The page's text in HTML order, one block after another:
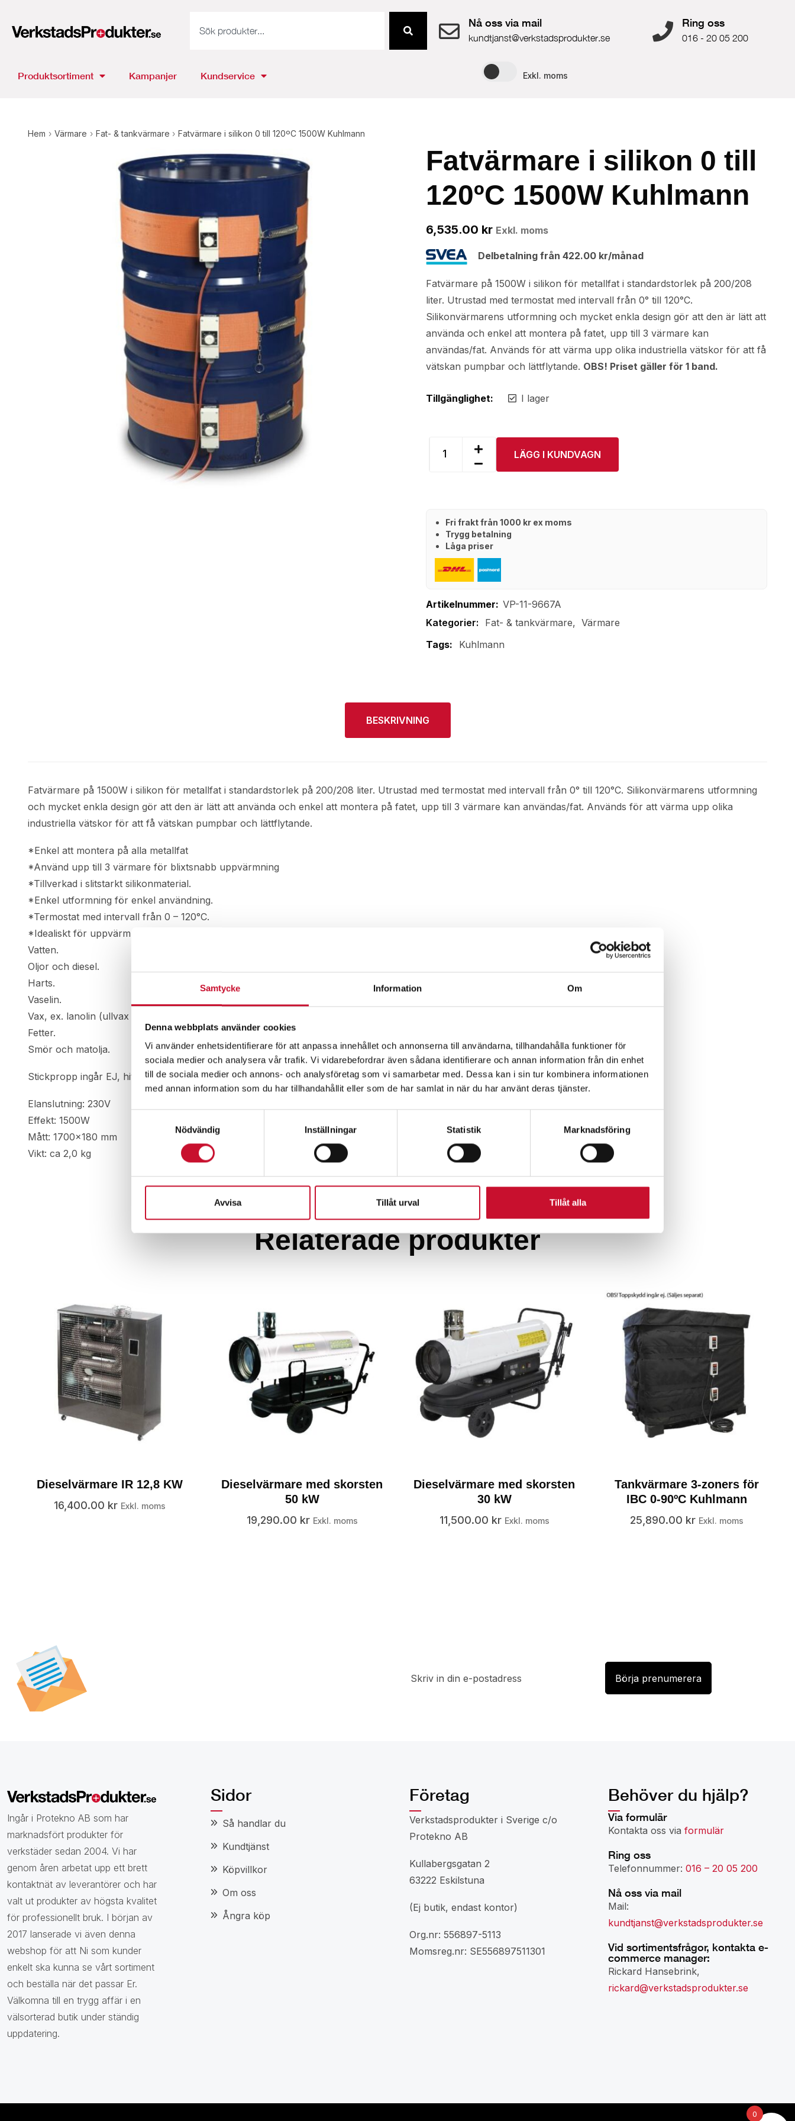
Samtycke Information Om
Denna webbplats använder cookies
Vi använder enhetsidentifierare för att anpassa innehållet och annonserna till användarna, tillhandahålla funktioner för
sociala medier och analysera vår trafik. Vi vidarebefordrar även sådana identifierare och annan information från din enhet
till de sociala medier och annons- och analysföretag som vi samarbetar med. Dessa kan i sin tur kombinera informationen
med annan information som du har tillhandahållit eller som de har samlat in när du har använt deras tjänster.
Nödvändig
Inställningar Statistik Marknadsföring
Avvisa Tillåt urval Tillåt alla
Nå oss via mail
kundtjanst@verkstadsprodukter.se
Ring oss
016 - 20 05 200
Produktsortiment Kampanjer Kundservice Exkl. moms
Hem › Värmare › Fat- & tankvärmare › Fatvärmare i silikon 0 till 120ºC 1500W Kuhlmann
Delbetalning från 422.00 kr/månad
6,535.00 kr Exkl. moms
Fatvärmare i silikon 0 till
120ºC 1500W Kuhlmann
Fatvärmare på 1500W i silikon för metallfat i standardstorlek på 200/208
liter. Utrustad med termostat med intervall från 0° till 120°C.
Silikonvärmarens utformning och mycket enkla design gör att den är lätt att
använda och enkel att montera på fatet, upp till 3 värmare kan
användas/fat. Används för att värma upp olika industriella vätskor för att få
vätskan pumpbar och lättflytande. OBS! Priset gäller för 1 band.
Tillgänglighet: I lager
LÄGG I KUNDVAGN
Fri frakt från 1000 kr ex moms
Trygg betalning
Låga priser
Artikelnummer: VP-11-9667A
Fat- & tankvärmare
Värmare
Tags:
Kuhlmann
BESKRIVNING
Fatvärmare på 1500W i silikon för metallfat i standardstorlek på 200/208 liter. Utrustad med termostat med intervall från 0° till 120°C. Silikonvärmarens utformning
och mycket enkla design gör att den är lätt att använda och enkel att montera på fatet, upp till 3 värmare kan användas/fat. Används för att värma upp olika
industriella vätskor för att få vätskan pumpbar och lättflytande.
*Enkel att montera på alla metallfat
*Använd upp till 3 värmare för blixtsnabb uppvärmning
*Tillverkad i slitstarkt silikonmaterial.
*Enkel utformning för enkel användning.
*Termostat med intervall från 0 – 120°C.
*Idealiskt för uppvärmning av:
Vatten.
Oljor och diesel.
Harts.
Vaselin.
Vax, ex. lanolin (ullvax eller ullfett).
Fetter.
Smör och matolja.
Stickpropp ingår EJ, hitta passande stickproppHÄR
Elanslutning: 230V
Effekt: 1500W
Mått: 1700×180 mm
Vikt: ca 2,0 kg
Relaterade produkter
Dieselvärmare IR 12,8 KW
16,400.00 kr Exkl. moms
Dieselvärmare med skorsten
50 kW
19,290.00 kr Exkl. moms
Dieselvärmare med skorsten
30 kW
11,500.00 kr Exkl. moms
Tankvärmare 3-zoners för
IBC 0-90ºC Kuhlmann
25,890.00 kr Exkl. moms
Ingår i Protekno AB som har
marknadsfört produkter för
verkstäder sedan 2004. Vi har
genom åren arbetat upp ett brett
kontaktnät av leverantörer och har
valt ut produkter av högsta kvalitet
för professionellt bruk. I början av
2017 lanserade vi även denna
webshop för att Ni som kunder
enkelt ska kunna se vårt sortiment
och beställa när det passar Er.
Välkomna till en trygg affär i en
välsorterad butik under ständig
uppdatering.
Sidor
Så handlar du
Kundtjänst
Köpvillkor
Om oss
Ångra köp
Företag
Verkstadsprodukter i Sverige c/o
Protekno AB
Kullabergsgatan 2
63222 Eskilstuna
(Ej butik, endast kontor)
Org.nr: 556897-5113
Momsreg.nr: SE556897511301
Behöver du hjälp?
Via formulär
Kontakta oss via formulär
Ring oss
Telefonnummer: 016 – 20 05 200
Nå oss via mail
Mail:
kundtjanst@verkstadsprodukter.se
Vid sortimentsfrågor, kontakta e-
commerce manager:
Rickard Hansebrink,
rickard@verkstadsprodukter.se
0